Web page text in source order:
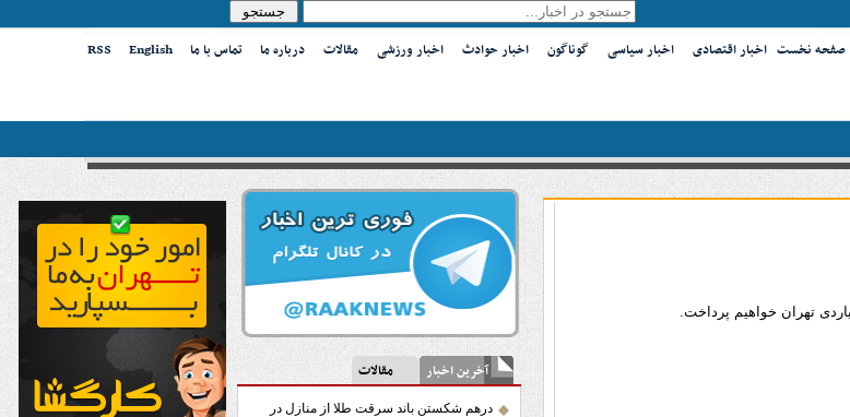
صفحه نخست اخبار اقتصادی اخبار سیاسی گوناگون اخبار حوادث اخبار ورزشی مقالات درباره ما تماس با ما English
RSS
آخرین اخبار مقالات
درهم شکستن باند سرقت طلا از منازل در